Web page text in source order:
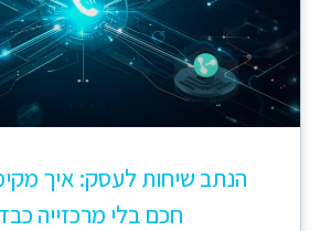
הנתב שיחות לעסק: איך
חכם בלי מרכזייה